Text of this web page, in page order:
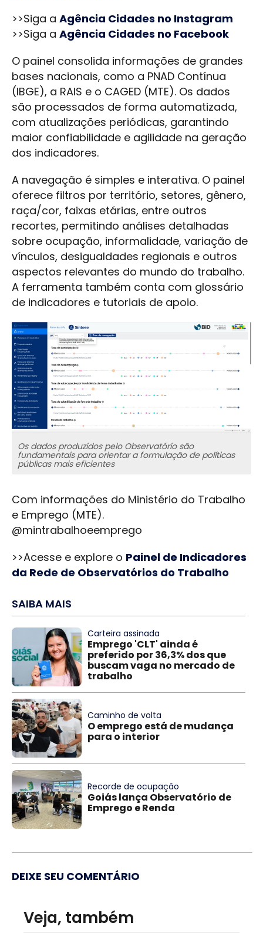
>>Siga a Agência Cidades no Instagram
>>Siga a Agência Cidades no Facebook
O painel consolida informações de grandes
bases nacionais, como a PNAD Contínua
(IBGE), a RAIS e o CAGED (MTE). Os dados
são processados de forma automatizada,
com atualizações periódicas, garantindo
maior confiabilidade e agilidade na geração
dos indicadores.
A navegação é simples e interativa. O painel
oferece filtros por território, setores, gênero,
raça/cor, faixas etárias, entre outros
recortes, permitindo análises detalhadas
sobre ocupação, informalidade, variação de
vínculos, desigualdades regionais e outros
aspectos relevantes do mundo do trabalho.
A ferramenta também conta com glossário
de indicadores e tutoriais de apoio.
Os dados produzidos pelo Observatório são
fundamentais para orientar a formulação de políticas
públicas mais eficientes
Com informações do Ministério do Trabalho
e Emprego (MTE).
@mintrabalhoeemprego
>>Acesse e explore o Painel de Indicadores
da Rede de Observatórios do Trabalho
SAIBA MAIS
Carteira assinada
Emprego 'CLT' ainda é
preferido por 36,3% dos que
buscam vaga no mercado de
trabalho
Caminho de volta
O emprego está de mudança
para o interior
Recorde de ocupação
Goiás lança Observatório de
Emprego e Renda
DEIXE SEU COMENTÁRIO
Veja, também